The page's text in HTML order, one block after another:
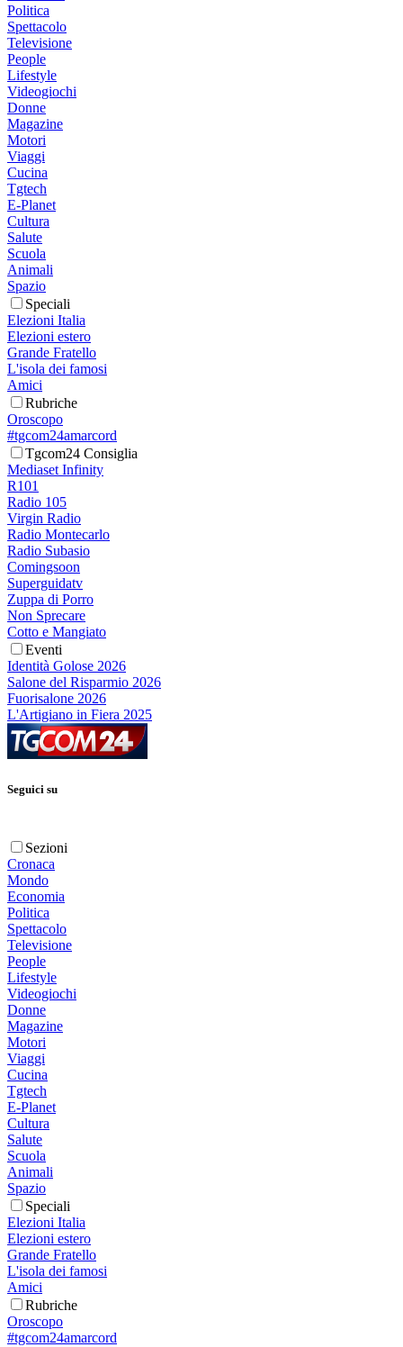
Politica
Spettacolo
Televisione
People
Lifestyle
Videogiochi
Donne
Magazine
Motori
Viaggi
Cucina
Tgtech
E-Planet
Cultura
Salute
Scuola
Animali
Spazio
Speciali
Elezioni Italia
Elezioni estero
Grande Fratello
L'isola dei famosi
Amici
Rubriche
Oroscopo
#tgcom24amarcord
Tgcom24 Consiglia
Mediaset Infinity
R101
Radio 105
Virgin Radio
Radio Montecarlo
Radio Subasio
Comingsoon
Superguidatv
Zuppa di Porro
Non Sprecare
Cotto e Mangiato
Eventi
Identità Golose 2026
Salone del Risparmio 2026
Fuorisalone 2026
L'Artigiano in Fiera 2025
Seguici su
Sezioni
Cronaca
Mondo
Economia
Politica
Spettacolo
Televisione
People
Lifestyle
Videogiochi
Donne
Magazine
Motori
Viaggi
Cucina
Tgtech
E-Planet
Cultura
Salute
Scuola
Animali
Spazio
Speciali
Elezioni Italia
Elezioni estero
Grande Fratello
L'isola dei famosi
Amici
Rubriche
Oroscopo
#tgcom24amarcord